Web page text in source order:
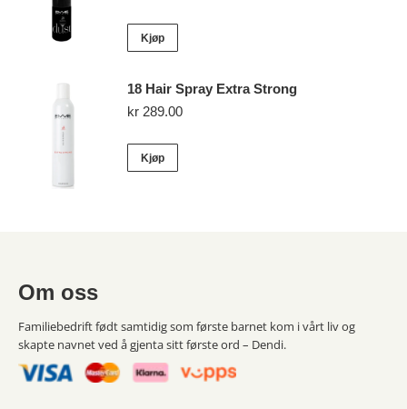
Kjøp
18 Hair Spray Extra Strong
kr 289.00
Kjøp
Om oss
Familiebedrift født samtidig som første barnet kom i vårt liv og
skapte navnet ved å gjenta sitt første ord – Dendi.